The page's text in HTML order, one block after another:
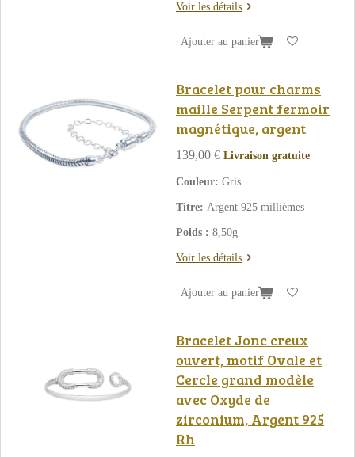
Voir les détails
Ajouter au panier
Bracelet pour charms
maille Serpent fermoir
magnétique, argent
139,00 € Livraison gratuite
Couleur: Gris
Titre: Argent 925 millièmes
Poids : 8,50g
Voir les détails
Ajouter au panier
Bracelet Jonc creux
ouvert, motif Ovale et
Cercle grand modèle
avec Oxyde de
zirconium, Argent 925
Rh